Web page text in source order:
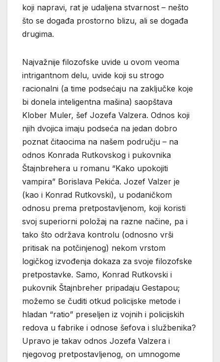
koji napravi, rat je udaljena stvarnost – nešto
što se događa prostorno blizu, ali se događa
drugima.
Najvažnije filozofske uvide u ovom veoma
intrigantnom delu, uvide koji su strogo
racionalni (a time podsećaju na zaključke koje
bi donela inteligentna mašina) saopštava
Klober Muler, šef Jozefa Valzera. Odnos koji
njih dvojica imaju podseća na jedan dobro
poznat čitaocima na našem području – na
odnos Konrada Rutkovskog i pukovnika
Štajnbrehera u romanu “Kako upokojiti
vampira” Borislava Pekića. Jozef Valzer je
(kao i Konrad Rutkovski), u podaničkom
odnosu prema pretpostavljenom, koji koristi
svoj superiorni položaj na razne načine, pa i
tako što održava kontrolu (odnosno vrši
pritisak na potčinjenog) nekom vrstom
logičkog izvođenja dokaza za svoje filozofske
pretpostavke. Samo, Konrad Rutkovski i
pukovnik Štajnbreher pripadaju Gestapou;
možemo se čuditi otkud policijske metode i
hladan “ratio” preseljen iz vojnih i policijskih
redova u fabrike i odnose šefova i službenika?
Upravo je takav odnos Jozefa Valzera i
njegovog pretpostavljenog, on umnogome